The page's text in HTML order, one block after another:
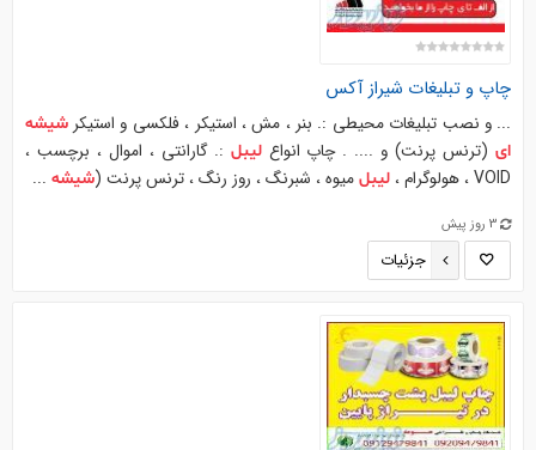
چاپ و تبلیغات شیراز آکس
... و نصب تبليغات محيطي :. بنر ، مش ، استیکر ، فلکسی و استيكرشیشه
ای(ترنس پرنت) و .... . چاپ انواعلیبل :. گارانتی ، اموال ، برچسب ،
VOID ، هولوگرام ،
لیبلمیوه ، شبرنگ ، روز رنگ ، ترنس پرنت (شیشه...
3 روز پیش
جزئیات